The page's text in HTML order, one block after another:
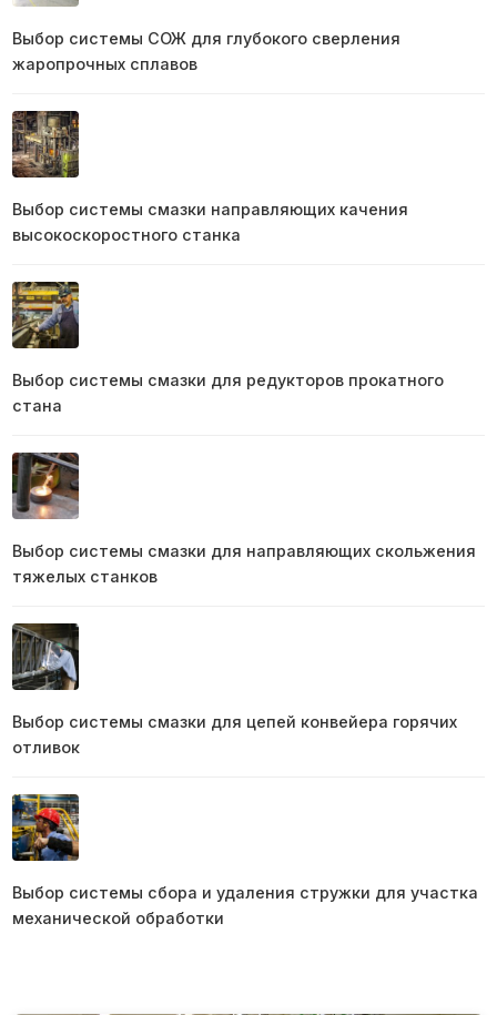
Выбор системы СОЖ для глубокого сверления
жаропрочных сплавов
Выбор системы смазки направляющих качения
высокоскоростного станка
Выбор системы смазки для редукторов прокатного
стана
Выбор системы смазки для направляющих скольжения
тяжелых станков
Выбор системы смазки для цепей конвейера горячих
отливок
Выбор системы сбора и удаления стружки для участка
механической обработки